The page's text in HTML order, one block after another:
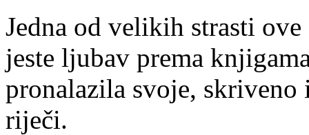
Jedna od velikih strasti
jeste ljubav prema
pronalazila svoje,
riječi.